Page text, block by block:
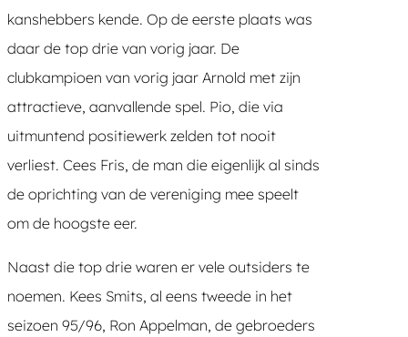
kanshebbers kende. Op de eerste plaats was
daar de top drie van vorig jaar. De
clubkampioen van vorig jaar Arnold met zijn
attractieve, aanvallende spel. Pio, die via
uitmuntend positiewerk zelden tot nooit
verliest. Cees Fris, de man die eigenlijk al sinds
de oprichting van de vereniging mee speelt
om de hoogste eer.
Naast die top drie waren er vele outsiders te
noemen. Kees Smits, al eens tweede in het
seizoen 95/96, Ron Appelman, de gebroeders